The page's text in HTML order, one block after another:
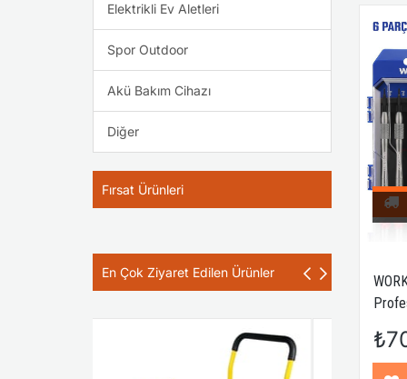
Elektrikli Ev Aletleri
Spor Outdoor
Akü Bakım Cihazı
Diğer
Fırsat Ürünleri
En Çok Ziyaret Edilen Ürünler